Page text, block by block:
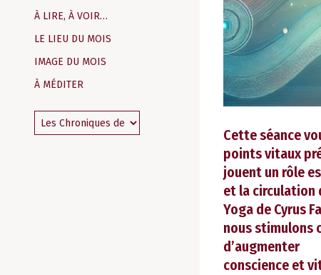
À LIRE, À VOIR…
LE LIEU DU MOIS
IMAGE DU MOIS
À MÉDITER
Cette séance
points vitaux
jouent un rôle
et la circulation
Yoga de Cyrus
nous stimulons
d’augmenter
conscience et